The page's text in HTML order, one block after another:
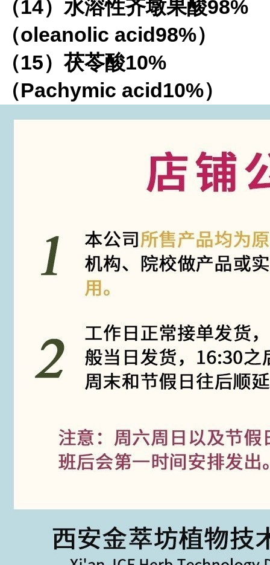
（14）水溶性齐墩果酸98%
（oleanolic acid98%）
（15）茯苓酸10%
（Pachymic acid10%）